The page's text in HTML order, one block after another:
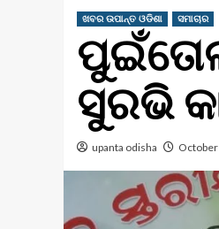
ଖବର ଉପାନ୍ତ ଓଡିଶା ସମାଚାର
ସୁରଭି
upanta odisha